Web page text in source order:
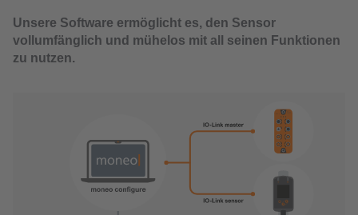
Unsere Software ermöglicht es, den Sensor
vollumfänglich und mühelos mit all seinen Funktionen
zu nutzen.